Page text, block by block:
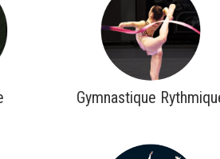
Gymnastique